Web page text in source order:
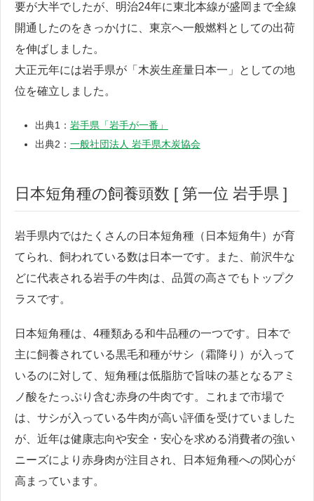
要が大半でしたが、明治24年に東北本線が盛岡まで全線
開通したのをきっかけに、東京へ一般燃料としての出荷
を伸ばしました。
大正元年には岩手県が「木炭生産量日本一」としての地
位を確立しました。
出典1： 岩手県「岩手が一番」
出典2： 一般社団法人 岩手県木炭協会
日本短角種の飼養頭数 [ 第一位 岩手県 ]
岩手県内ではたくさんの日本短角種（日本短角牛）が育
てられ、飼われている数は日本一です。また、前沢牛な
どに代表される岩手の牛肉は、品質の高さでもトップク
ラスです。
日本短角種は、4種類ある和牛品種の一つです。日本で
主に飼養されている黒毛和種がサシ（霜降り）が入って
いるのに対して、短角種は低脂肪で旨味の基となるアミ
ノ酸をたっぷり含む赤身の牛肉です。これまで市場で
は、サシが入っている牛肉が高い評価を受けていました
が、近年は健康志向や安全・安心を求める消費者の強い
ニーズにより赤身肉が注目され、日本短角種への関心が
高まっています。